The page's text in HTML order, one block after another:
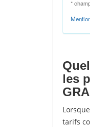
les
tarifs